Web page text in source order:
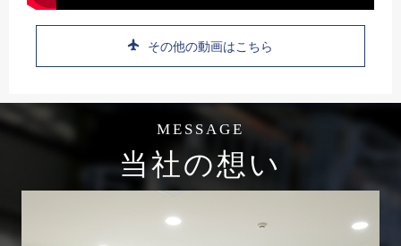
その他の動画はこちら
MESSAGE
当社の想い